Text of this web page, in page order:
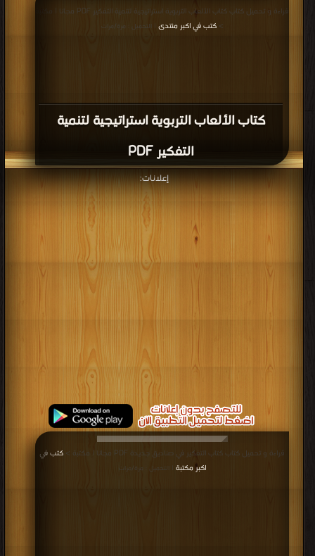
كتاب الألعاب التربوية استراتيجية لتنمية
التفكير PDF
قراءة و تحميل كتاب كتاب الألعاب التربوية استراتيجية لتنمية التفكير PDF مجانا | مكتبة
>كتب في اكبر منتدى | التحميل : مرة/مرات
إعلانات:
قراءة و تحميل كتاب كتاب التفكير في صناديق جديدة PDF مجانا | مكتبة >
كتب في
اكبر مكتبة
| التحميل : مرة/مرات